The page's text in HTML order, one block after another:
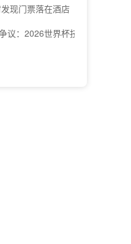
现门票落在酒店
议：2026世界杯技术